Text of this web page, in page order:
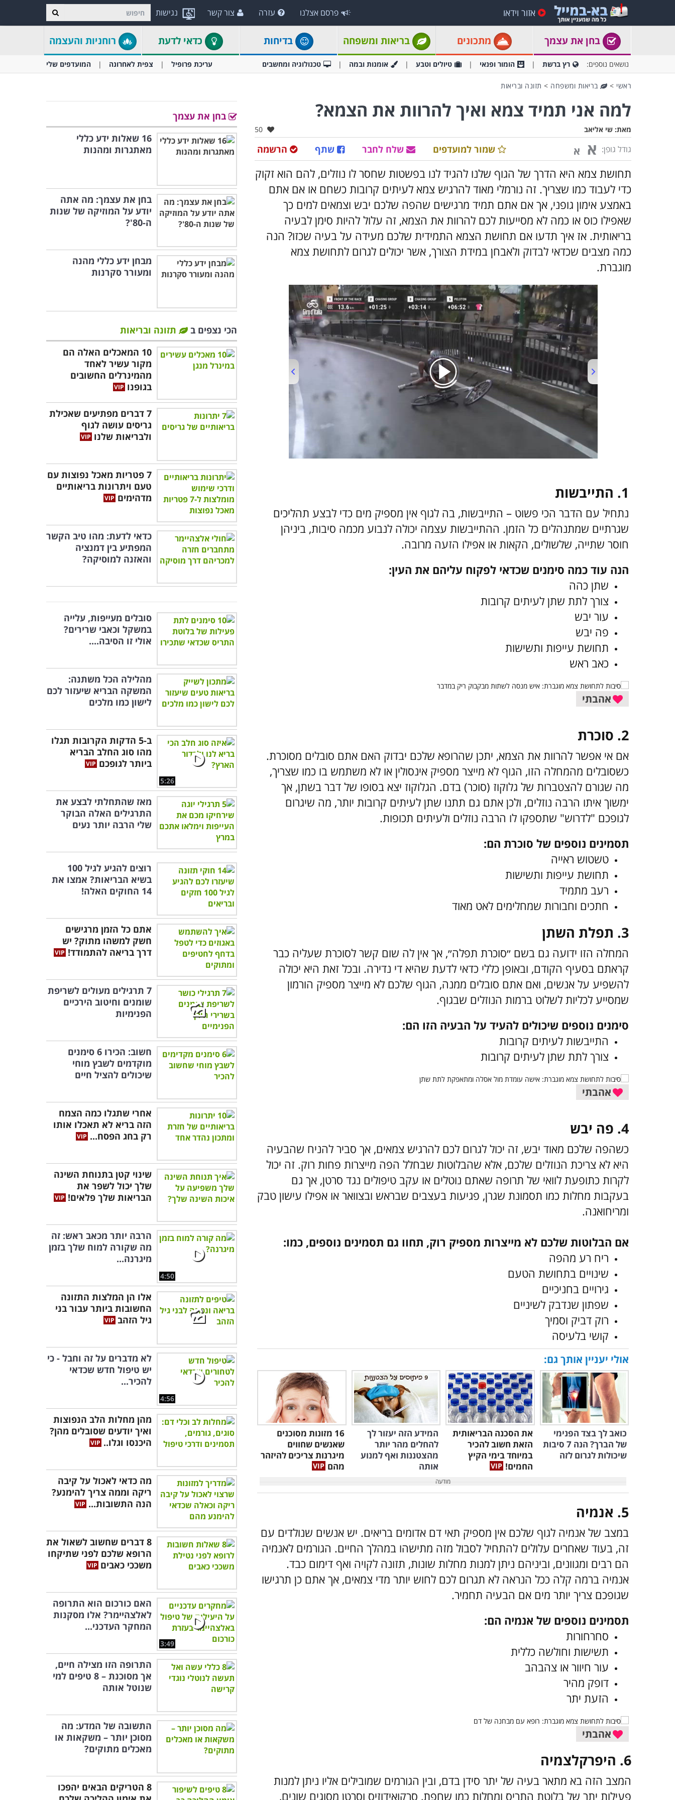
נגישות אזור וידאו פרסם אצלנו עזרה צור קשר
בחן את עצמך מתכונים בריאות ומשפחה בדיחות כדאי לדעת רוחניות והעצמה
נושאים נוספים: רץ ברשת הומור ופנאי טיולים וטבע אומנות ובמה טכנולוגיה ומחשבים עריכת פרופיל צפית לאחרונה המועדפים שלי
ראשי > בריאות ומשפחה > תזונה ובריאות
למה אני תמיד צמא ואיך להרוות את הצמא?
מאת: שי אליאב אהבו:
50
גודל גופן: א א הרשמה שתף שלח לחבר שמור למועדפים
תחושת צמא היא הדרך של הגוף שלנו להגיד לנו בפשטות שחסר לו נוזלים, להם הוא זקוק
כדי לעבוד כמו שצריך. זה נורמלי מאוד להרגיש צמא לעיתים קרובות כשחם או אם אתם
באמצע אימון גופני, אך אם אתם תמיד מרגישים שהפה שלכם יבש וצמאים למים כך
שאפילו כוס או כמה לא מסייעות לכם להרוות את הצמא, זה עלול להיות סימן לבעיה
בריאותית. אז איך תדעו אם תחושת הצמא התמידית שלכם מעידה על בעיה שכזו? הנה
כמה מצבים שכדאי לבדוק ולאבחן במידת הצורך, אשר יכולים לגרום לתחושת צמא
מוגברת.
1. התייבשות
נתחיל עם הדבר הכי פשוט – התייבשות, בה לגוף אין מספיק מים כדי לבצע תהליכים
שגרתיים שמתנהלים כל הזמן. ההתייבשות עצמה יכולה לנבוע מכמה סיבות, ביניהן
חוסר שתייה, שלשולים, הקאות או אפילו הזעה מרובה.
הנה עוד כמה סימנים שכדאי לפקוח עליהם את העין:
שתן כהה
צורך לתת שתן לעיתים קרובות
עור יבש
פה יבש
תחושת עייפות ותשישות
כאב ראש
אהבתי
2. סוכרת
אם אי אפשר להרוות את הצמא, יתכן שהרופא שלכם יבדוק האם אתם סובלים מסוכרת.
כשסובלים מהמחלה הזו, הגוף לא מייצר מספיק אינסולין או לא משתמש בו כמו שצריך,
מה שגורם להצטברות של גלוקוז (סוכר) בדם. הגלוקוז יצא בסופו של דבר בשתן, אך
ימשוך איתו הרבה נוזלים, ולכן אתם גם תתנו שתן לעיתים קרובות יותר, מה שיגרום
לגופכם "לדרוש" שתספקו לו הרבה נוזלים ולעיתים תכופות.
תסמינים נוספים של סוכרת הם:
טשטוש ראייה
תחושת עייפות ותשישות
רעב מתמיד
חתכים וחבורות שמחלימים לאט מאוד
3. תפלת השתן
המחלה הזו ידועה גם בשם ״סוכרת תפלה״, אך אין לה שום קשר לסוכרת שעליה כבר
קראתם בסעיף הקודם, ובאופן כללי כדאי לדעת שהיא די נדירה. ובכל זאת היא יכולה
להשפיע על אנשים, ואם אתם סובלים ממנה, הגוף שלכם לא מייצר מספיק הורמון
שמסייע לכליות לשלוט ברמות הנוזלים שבגוף.
סימנים נוספים שיכולים להעיד על הבעיה הזו הם:
התייבשות לעיתים קרובות
צורך לתת שתן לעיתים קרובות
אהבתי
4. פה יבש
כשהפה שלכם מאוד יבש, זה יכול לגרום לכם להרגיש צמאים, אך סביר להניח שהבעיה
היא לא צריכת הנוזלים שלכם, אלא שהבלוטות שבחלל הפה מייצרות פחות רוק. זה יכול
לקרות כתופעת לוואי של תרופה שאתם נוטלים או עקב טיפולים נגד סרטן, אך גם
בעקבות מחלות כמו תסמונת שגרן, פגיעות בעצבים שבראש ובצוואר או אפילו עישון טבק
ומריחואנה.
אם הבלוטות שלכם לא מייצרות מספיק רוק, תחוו גם תסמינים נוספים, כמו:
ריח רע מהפה
שינויים בתחושת הטעם
גירויים בחניכיים
שפתון שנדבק לשיניים
רוק דביק וסמיך
קושי בלעיסה
אולי יעניין אותך גם:
כואב לך בצד הפנימי
של הברך? הנה 7 סיבות
שיכולות לגרום לזה
את הסכנה הבריאותית
הזאת חשוב להכיר
במיוחד בימי הקיץ
החמים!
המידע הזה יעזור לך
להחלים מהר יותר
מהצטננות ואף למנוע
אותה
16 מזונות מסוכנים
שאנשים שחווים
מיגרנות צריכים להיזהר
מהם
5. אנמיה
במצב של אנמיה לגוף שלכם אין מספיק תאי דם אדומים בריאים. יש אנשים שנולדים עם
זה, בעוד שאחרים עלולים להתחיל לסבול מזה מתישהו במהלך החיים. הגורמים לאנמיה
הם רבים ומגוונים, וביניהם ניתן למנות מחלות שונות, תזונה לקויה ואף דימום כבד.
אנמיה ברמה קלה ככל הנראה לא תגרום לכם לחוש יותר מדי צמאים, אך אתם כן תרגישו
שגופכם צריך יותר מים אם הבעיה תחמיר.
תסמינים נוספים של אנמיה הם:
סחרחורות
תשישות וחולשה כללית
עור חיוור או צהבהב
דופק מהיר
הזעת יתר
אהבתי
6. היפרקלצמיה
המצב הזה בא מתאר בעיה של יתר סידן בדם, ובין הגורמים שמובילים אליו ניתן למנות
פעילות יתר של בלוטת התריס ומחלות כמו שחפת, סרקואידוזיס וסרטן מסוגים שונים,
בחן את עצמך
16 שאלות ידע כללי
מאתגרות ומהנות
בחן את עצמך: מה אתה
יודע על המוזיקה של שנות
ה-80'?
מבחן ידע כללי מהנה
ומעורר סקרנות
הכי נצפים ב
תזונה ובריאות
10 המאכלים האלה הם
מקור עשיר לאחד
מהמינרלים החשובים
בגופנו
7 דברים מפתיעים שאכילת
גריסים עושה לגוף
ולבריאות שלנו
7 פטריות מאכל נפוצות עם
טעם ויתרונות בריאותיים
מדהימים
כדאי לדעת: מהו טיב הקשר
המפתיע בין דמנציה
והאזנה למוסיקה?
סובלים מעייפות, עלייה
במשקל וכאבי שרירים?
אולי זו הסיבה....
מהלילה הכל משתנה:
המשקה הבריא שיעזור לכם
לישון כמו מלכים
5:26
ב-5 הדקות הקרובות תגלו
מהו סוג החלב הבריא
ביותר לגופכם
מאז שהתחלתי לבצע את
התרגילים האלה הבוקר
שלי הרבה יותר נעים
רוצים להגיע לגיל 100
בשיא הבריאות? אמצו את
14 החוקים האלה!
אתם כל הזמן מרגישים
חשק למשהו מתוק? יש
דרך בריאה להתמודד!
7 תרגילים מעולים לשריפת
שומנים וחיטוב הירכיים
הפנימיות
חשוב: הכירו 6 סימנים
מוקדמים לשבץ מוחי
שיכולים להציל חיים
אחרי שתגלו כמה הצמח
הזה בריא לא תאכלו אותו
רק בחג הפסח...
שינוי קטן בתנוחת השינה
שלך יכול לשפר את
הבריאות שלך פלאים!
4:50
הרבה יותר מכאב ראש: זה
מה שקורה למוח שלך בזמן
מיגרנה...
אלו הן המלצות התזונה
החשובות ביותר עבור בני
גיל הזהב
4:56
לא מדברים על זה וחבל - כי
יש טיפול חדש שכדאי
להכיר...
מהן מחלות הלב הנפוצות
ואיך יודעים שסובלים מהן?
היכנסו וגלו..
מה כדאי לאכול על קיבה
ריקה וממה צריך להימנע?
הנה התשובות...
8 דברים שחשוב לשאול את
הרופא שלכם לפני שתיקחו
משככי כאבים
3:49
האם כורכום הוא התרופה
לאלצהיימר? אלו מסקנות
המחקר העדכני...
התרופה הזו מצילה חיים,
אך מסוכנת – 8 טיפים למי
שנוטל אותה
התשובה של המדע: מה
מסוכן יותר – משקאות או
מאכלים מתוקים?
8 הטריקים הבאים יהפכו